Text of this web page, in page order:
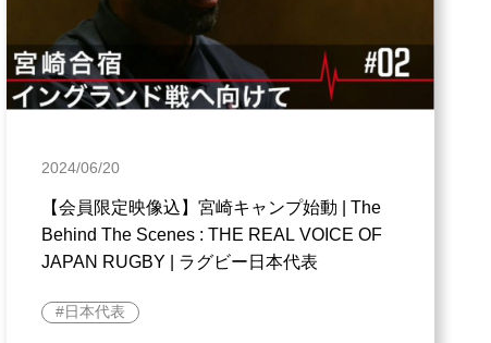
2024/06/20
【会員限定映像込】宮崎キャンプ始動 | The
Behind The Scenes : THE REAL VOICE OF
JAPAN RUGBY | ラグビー日本代表
日本代表